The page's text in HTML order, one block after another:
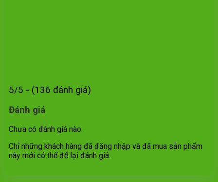
5/5 - (136 đánh giá)
Đánh giá
Chưa có đánh giá nào.
Chỉ những khách hàng đã đăng nhập và đã mua sản phẩm
này mới có thể để lại đánh giá.